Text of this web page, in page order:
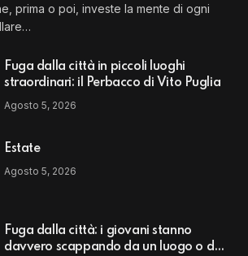
prima o poi, investe la mente di ogni
Fuga dalla città in piccoli luoghi
straordinari: il Perbacco di Vito Puglia
Agosto 5, 2026
Estate
Agosto 5, 2026
Fuga dalla città: i giovani stanno
davvero scappando da un luogo o da